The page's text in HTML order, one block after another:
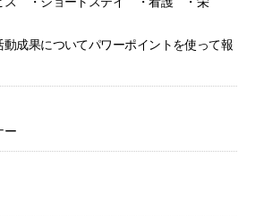
成果についてパワーポイントを使って報
ー